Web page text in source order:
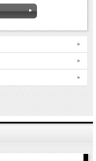
ていただく必要がありま
表します。
生産、組み立てすべてドイ
ブ振子付き。自動夜遮断